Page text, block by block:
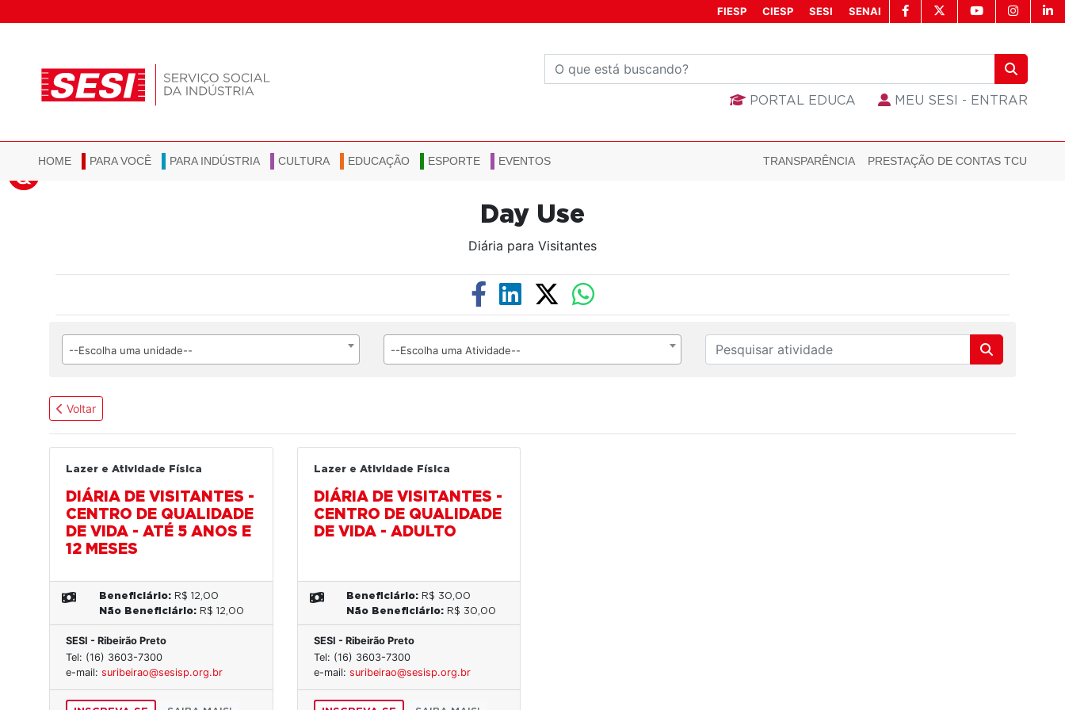
FIESP CIESP SESI SENAI
PORTAL EDUCA MEU SESI - ENTRAR
HOME PARA VOCÊ PARA INDÚSTRIA CULTURA EDUCAÇÃO ESPORTE EVENTOS TRANSPARÊNCIA PRESTAÇÃO DE CONTAS TCU
Day Use
Diária para Visitantes
--Escolha uma unidade-- --Escolha uma Atividade--
Voltar
Lazer e Atividade Física
DIÁRIA DE VISITANTES -
CENTRO DE QUALIDADE
DE VIDA - ATÉ 5 ANOS E
12 MESES
Beneficiário:R$ 12,00
Não Beneficiário:R$ 12,00
SESI - Ribeirão Preto
Tel: (16) 3603-7300
e-mail: suribeirao@sesisp.org.br
Lazer e Atividade Física
DIÁRIA DE VISITANTES -
CENTRO DE QUALIDADE
DE VIDA - ADULTO
Beneficiário: R$ 30,00
Não Beneficiário: R$ 30,00
SESI - Ribeirão Preto
Tel: (16) 3603-7300
e-mail: suribeirao@sesisp.org.br